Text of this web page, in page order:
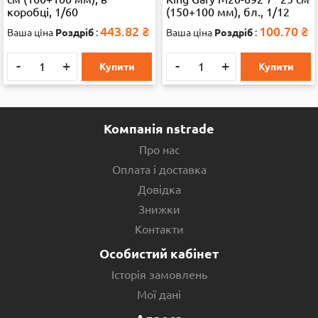
коробці, 1/60
Ваша ціна Роздріб :443.82 ₴
- + Купити
(150+100 мм), бл., 1/12
Ваша ціна Роздріб : 100.70 ₴
- + Купити
Компанія nstrade
Про нас
Оплата і доставка
Довідка
Знижки
Контакти
Особистий кабінет
Історія замовлень
Мої дані